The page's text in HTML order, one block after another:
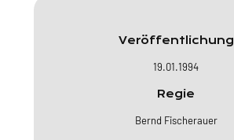
Veröffentlichung
19.01.1994
Regie
Bernd Fischerauer